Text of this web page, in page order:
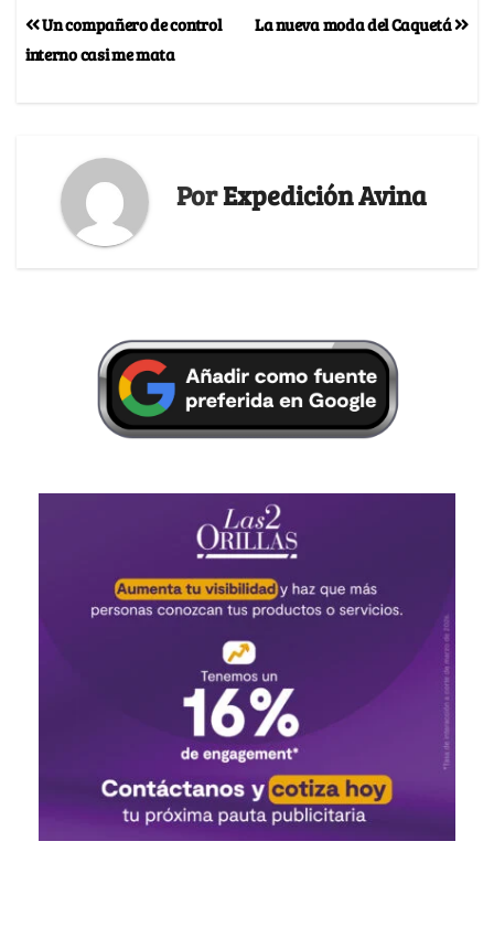
La nueva moda del Caquetá
Un compañero de control
interno casi me mata
PorExpedición Avina